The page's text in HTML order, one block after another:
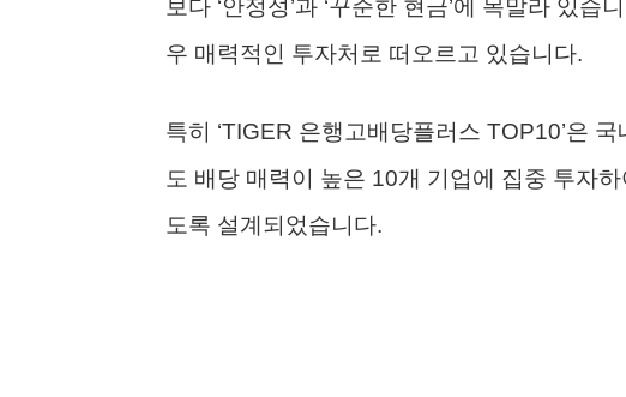
보다 ‘안정성’과 ‘꾸준한 현금’에 목말라 있
우 매력적인 투자처로 떠오르고 있습니다.
특히 ‘TIGER 은행고배당플러스 TOP10’은
도 배당 매력이 높은 10개 기업에 집중 투자
도록 설계되었습니다.